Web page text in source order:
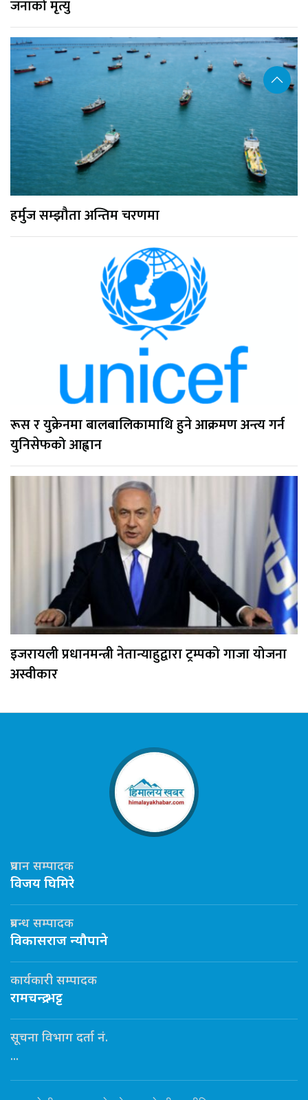
जनाको मृत्यु
हर्मुज सम्झौता अन्तिम चरणमा
रूस र युक्रेनमा बालबालिकामाथि हुने आक्रमण अन्त्य गर्न
युनिसेफको आह्वान
इजरायली प्रधानमन्त्री नेतान्याहुद्वारा ट्रम्पको गाजा योजना
अस्वीकार
प्रधान सम्पादक
विजय घिमिरे
प्रबन्ध सम्पादक
विकासराज न्यौपाने
कार्यकारी सम्पादक
रामचन्द्र भट्ट
सूचना विभाग दर्ता नं.
...